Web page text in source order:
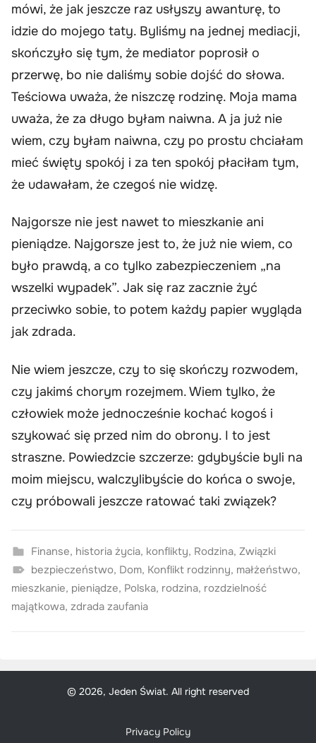
mówi, że jak jeszcze raz usłyszy awanturę, to
idzie do mojego taty. Byliśmy na jednej mediacji,
skończyło się tym, że mediator poprosił o
przerwę, bo nie daliśmy sobie dojść do słowa.
Teściowa uważa, że niszczę rodzinę. Moja mama
uważa, że za długo byłam naiwna. A ja już nie
wiem, czy byłam naiwna, czy po prostu chciałam
mieć święty spokój i za ten spokój płaciłam tym,
że udawałam, że czegoś nie widzę.
Najgorsze nie jest nawet to mieszkanie ani
pieniądze. Najgorsze jest to, że już nie wiem, co
było prawdą, a co tylko zabezpieczeniem „na
wszelki wypadek”. Jak się raz zacznie żyć
przeciwko sobie, to potem każdy papier wygląda
jak zdrada.
Nie wiem jeszcze, czy to się skończy rozwodem,
czy jakimś chorym rozejmem. Wiem tylko, że
człowiek może jednocześnie kochać kogoś i
szykować się przed nim do obrony. I to jest
straszne. Powiedzcie szczerze: gdybyście byli na
moim miejscu, walczylibyście do końca o swoje,
czy próbowali jeszcze ratować taki związek?
Finanse, historia życia, konflikty, Rodzina, Związki
bezpieczeństwo, Dom, Konflikt rodzinny, małżeństwo,
mieszkanie, pieniądze, Polska, rodzina, rozdzielność
majątkowa, zdrada zaufania
© 2026, Jeden Świat. All right reserved
Privacy Policy